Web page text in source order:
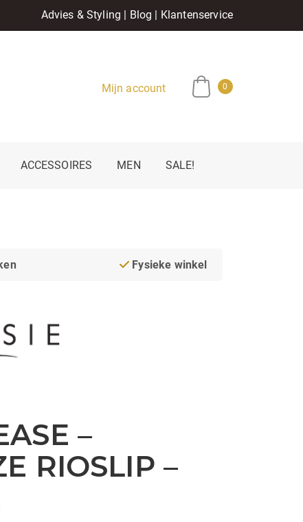
Advies & Styling | Blog | Klantenservice
Mijn account 0
ACCESSOIRES MEN SALE!
Fysieke winkel
–
RIOSLIP –